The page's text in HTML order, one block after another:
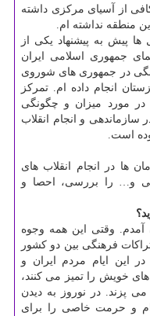
از آسیای مرکزی داشته
منطقه نداشته ام.
پیش به پیشنهاد یکی از
جمهوری اسلامی ایران
در جمهوری های شوروی
انجام داده ام. تمرکز
مورد میزان و چگونگی
و انجام انقلاب
است.
ها در انجام انقلاب های
و… را بررسی، احصا و
آمدم. وقتی این همه وجوه
فرهنگی بین دو کشور
این ایام مردم ایران و
خویش را تمیز می کنند،
پزند. در نوروز به دیدن
و حرمت خاصی را برای